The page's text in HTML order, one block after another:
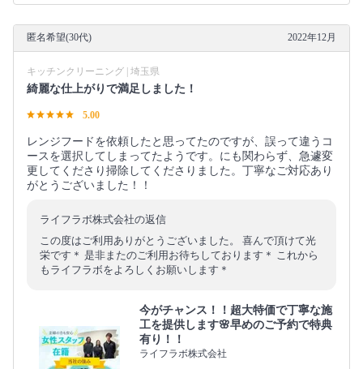
匿名希望(30代) 2022年12月
キッチンクリーニング | 埼玉県
綺麗な仕上がりで満足しました！
5.00
レンジフードを依頼したと思ってたのですが、誤って違うコ
ースを選択してしまってたようです。にも関わらず、急遽変
更してくださり掃除してくださりました。丁寧なご対応あり
がとうございました！！
ライフラボ株式会社の返信
この度はご利用ありがとうございました。 喜んで頂けて光
栄です＊ 是非またのご利用お待ちしております＊ これから
もライフラボをよろしくお願いします＊
今がチャンス！！超大特価で丁寧な施
工を提供します🌸早めのご予約で特典
有り！！
ライフラボ株式会社